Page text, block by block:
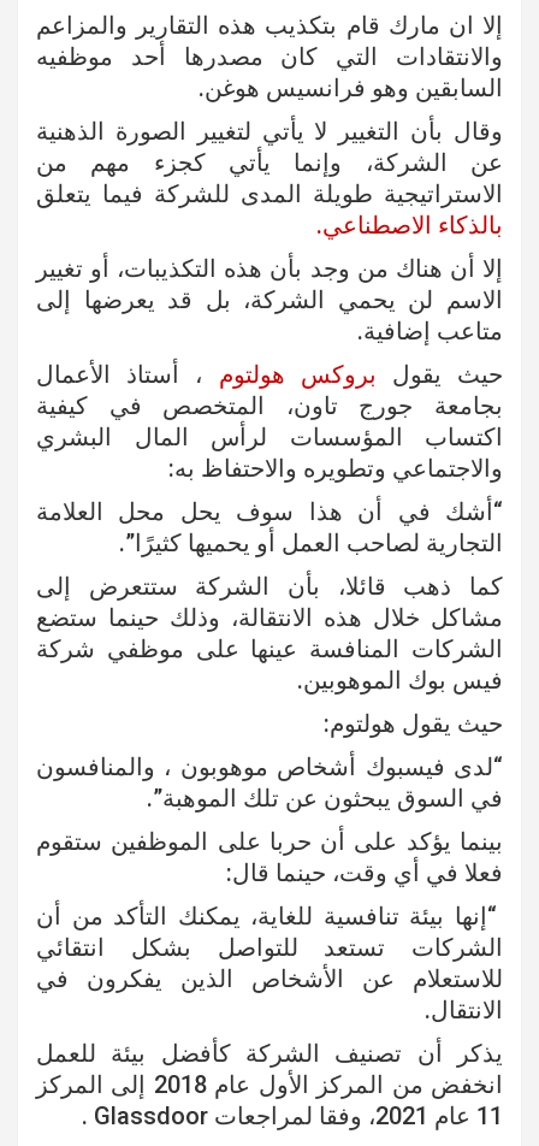
إلا ان مارك قام بتكذيب هذه التقارير والمزاعم
والانتقادات التي كان مصدرها أحد موظفيه
السابقين وهو فرانسيس هوغن.
وقال بأن التغيير لا يأتي لتغيير الصورة الذهنية
عن الشركة، وإنما يأتي كجزء مهم من
الاستراتيجية طويلة المدى للشركة فيما يتعلق
بالذكاء الاصطناعي.
إلا أن هناك من وجد بأن هذه التكذيبات، أو تغيير
الاسم لن يحمي الشركة، بل قد يعرضها إلى
متاعب إضافية.
حيث يقول بروكس هولتوم ، أستاذ الأعمال
بجامعة جورج تاون، المتخصص في كيفية
اكتساب المؤسسات لرأس المال البشري
والاجتماعي وتطويره والاحتفاظ به:
“أشك في أن هذا سوف يحل محل العلامة
التجارية لصاحب العمل أو يحميها كثيرًا”.
كما ذهب قائلا، بأن الشركة ستتعرض إلى
مشاكل خلال هذه الانتقالة، وذلك حينما ستضع
الشركات المنافسة عينها على موظفي شركة
فيس بوك الموهوبين.
حيث يقول هولتوم:
“لدى فيسبوك أشخاص موهوبون ، والمنافسون
في السوق يبحثون عن تلك الموهبة”.
بينما يؤكد على أن حربا على الموظفين ستقوم
فعلا في أي وقت، حينما قال:
“إنها بيئة تنافسية للغاية، يمكنك التأكد من أن
الشركات تستعد للتواصل بشكل انتقائي
للاستعلام عن الأشخاص الذين يفكرون في
الانتقال.
يذكر أن تصنيف الشركة كأفضل بيئة للعمل
انخفض من المركز الأول عام 2018 إلى المركز
11 عام 2021، وفقا لمراجعات Glassdoor .